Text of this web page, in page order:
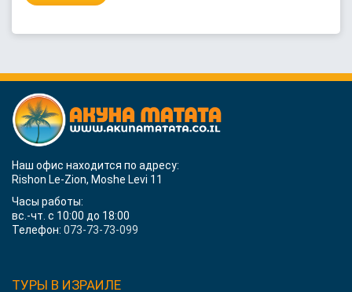
Наш офис находится по адресу:
Rishon Le-Zion, Moshe Levi 11
Часы работы:
вс.-чт. с 10:00 до 18:00
Телефон: 073-73-73-099
ТУРЫ В ИЗРАИЛЕ